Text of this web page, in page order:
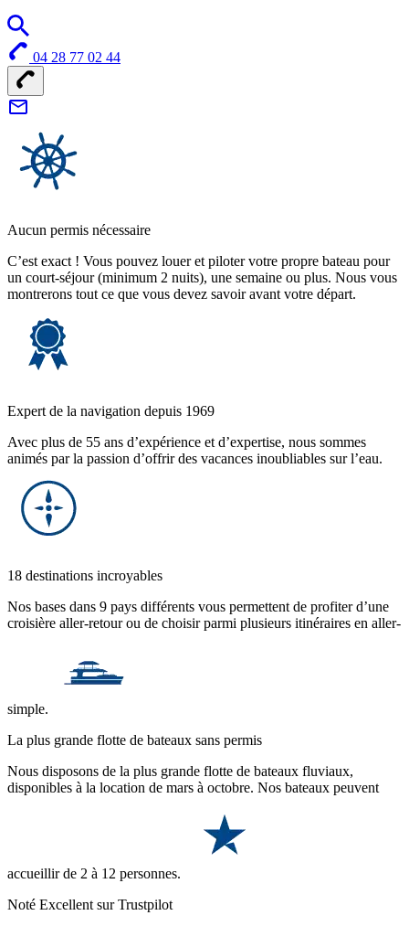
04 28 77 02 44
Aucun permis nécessaire
C’est exact ! Vous pouvez louer et piloter votre propre bateau pour
un court-séjour (minimum 2 nuits), une semaine ou plus. Nous vous
montrerons tout ce que vous devez savoir avant votre départ.
Expert de la navigation depuis 1969
Avec plus de 55 ans d’expérience et d’expertise, nous sommes
animés par la passion d’offrir des vacances inoubliables sur l’eau.
18 destinations incroyables
Nos bases dans 9 pays différents vous permettent de profiter d’une
croisière aller-retour ou de choisir parmi plusieurs itinéraires en aller-
simple.
La plus grande flotte de bateaux sans permis
Nous disposons de la plus grande flotte de bateaux fluviaux,
disponibles à la location de mars à octobre. Nos bateaux peuvent
accueillir de 2 à 12 personnes.
Noté Excellent sur Trustpilot